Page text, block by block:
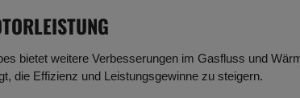
bietet weitere Verbesserungen im Gasfluss und
die Effizienz und Leistungsgewinne zu steigern.